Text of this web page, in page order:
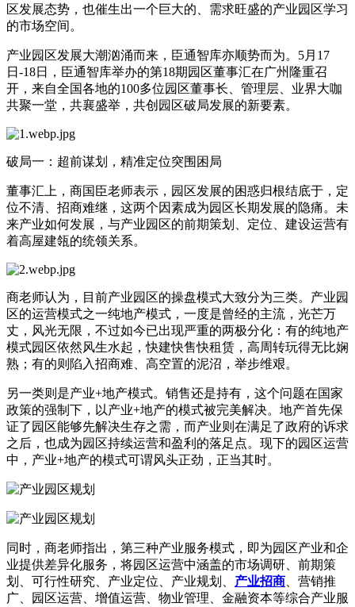
区发展态势，也催生出一个巨大的、需求旺盛的产业园区学习
的市场空间。
产业园区发展大潮汹涌而来，臣通智库亦顺势而为。5月17
日-18日，臣通智库举办的第18期园区董事汇在广州隆重召
开，来自全国各地的100多位园区董事长、管理层、业界大咖
共聚一堂，共襄盛举，共创园区破局发展的新要素。
破局一：超前谋划，精准定位突围困局
董事汇上，商国臣老师表示，园区发展的困惑归根结底于，定
位不清、招商难继，这两个因素成为园区长期发展的隐痛。未
来产业如何发展，与产业园区的前期策划、定位、建设运营有
着高屋建瓴的统领关系。
商老师认为，目前产业园区的操盘模式大致分为三类。产业园
区的运营模式之一纯地产模式，一度是曾经的主流，光芒万
丈，风光无限，不过如今已出现严重的两极分化：有的纯地产
模式园区依然风生水起，快建快售快租赁，高周转玩得无比娴
熟；有的则陷入招商难、高空置的泥沼，举步维艰。
另一类则是产业+地产模式。销售还是持有，这个问题在国家
政策的强制下，以产业+地产的模式被完美解决。地产首先保
证了园区能够先解决生存之需，而产业则在满足了政府的诉求
之后，也成为园区持续运营和盈利的落足点。现下的园区运营
中，产业+地产的模式可谓风头正劲，正当其时。
同时，商老师指出，第三种产业服务模式，即为园区产业和企
业提供差异化服务，将园区运营中涵盖的市场调研、前期策
划、可行性研究、产业定位、产业规划、 产业招商 、营销推
广、园区运营、增值运营、物业管理、金融资本等综合产业服